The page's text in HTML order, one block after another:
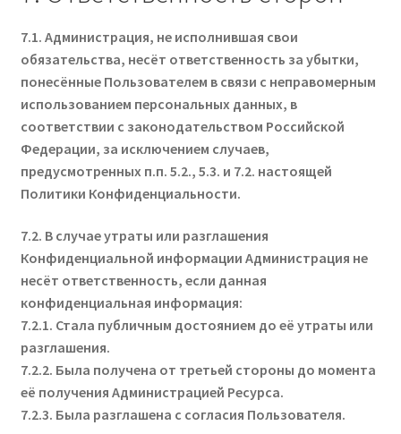
7.1. Администрация, не исполнившая свои
обязательства, несёт ответственность за убытки,
понесённые Пользователем в связи с неправомерным
использованием персональных данных, в
соответствии с законодательством Российской
Федерации, за исключением случаев,
предусмотренных п.п. 5.2., 5.3. и 7.2. настоящей
Политики Конфиденциальности.
7.2. В случае утраты или разглашения
Конфиденциальной информации Администрация не
несёт ответственность, если данная
конфиденциальная информация:
7.2.1. Стала публичным достоянием до её утраты или
разглашения.
7.2.2. Была получена от третьей стороны до момента
её получения Администрацией Ресурса.
7.2.3. Была разглашена с согласия Пользователя.